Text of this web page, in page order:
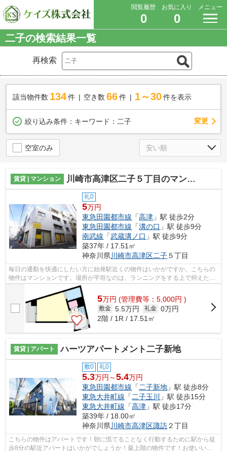
閲覧履歴
0
お気に入り
0
メニュー
二子の検索結果一覧
再検索
該当物件数 134件 空き数 66 件 1～30 件を表示
絞り込み条件： キーワード：二子 変更
空室のみ
賃貸 | マンション 川崎市高津区二子５丁目のマンション
礼0
5万円
東急田園都市線 「高津 」駅 徒歩2分
東急田園都市線 「溝の口 」駅 徒歩9分
南武線 「武蔵溝ノ口 」駅 徒歩9分
築37年 / 17.51㎡
神奈川県 川崎市高津区二子５丁目
毎日の通勤を快適にしたい方に始発駅近くの物件はいかがですか。こちらの
物件はマンションです。場所が平坦なのは、ランニングをする上で抑えたい
ポイントですね。こちらは初期費用を...
5万円 (管理費等：5,000円 )
敷金 5.5万円 礼金 0万円
2階 / 1R / 17.51㎡
賃貸 | アパート ハーツアパートメント二子新地
敷0 礼0
5.3万円～5.4万円
東急田園都市線 「 二子新地 」駅 徒歩8分
東急大井町線 「 二子玉川
」駅 徒歩15分
東急大井町線 「高津 」駅 徒歩17分
築39年 / 18.00㎡
神奈川県 川崎市高津区諏訪２丁目
こちらの物件はアパートです！朝に慌てることなく行動するために駅から徒
歩8分の駅近アパートはいかがでしょうか！最上階の物件です！お使いいた